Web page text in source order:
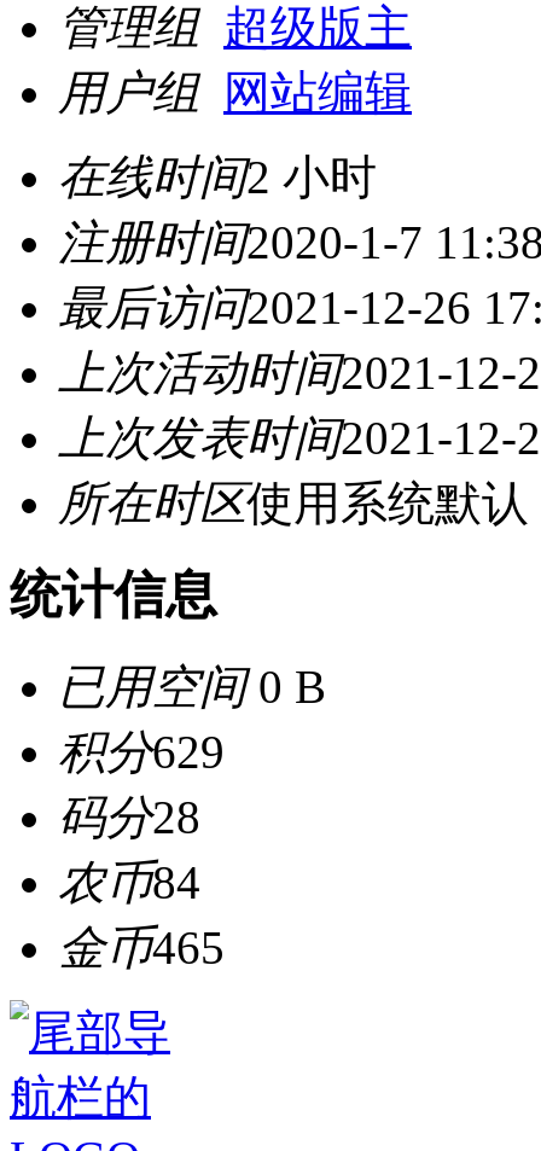
管理组 超级版主
用户组 网站编辑
在线时间2 小时
注册时间2020-1-7
最后访问2021-12-26
上次活动时间2021-12-
上次发表时间2021-12-
所在时区使用系统默认
统计信息
已用空间0 B
积分629
码分28
农币84
金币465